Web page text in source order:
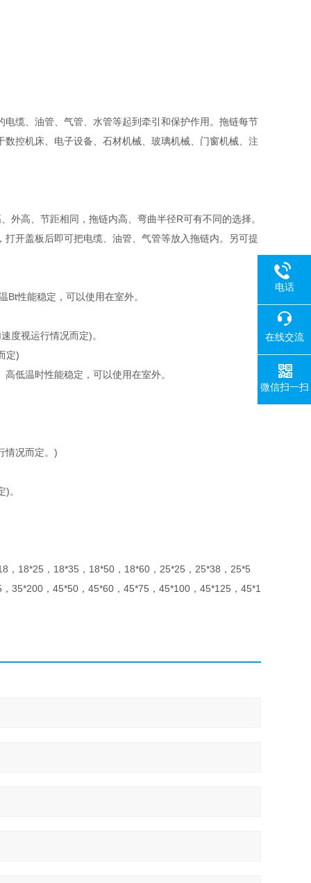
缆、油管、气管、水管等起到牵引和保护作用。拖链每节
控机床、电子设备、石材机械、玻璃机械、门窗机械、注
高、节距相同，拖链内高、弯曲半径R可有不同的选择。
开盖板后即可把电缆、油管、气管等放入拖链内。另可提
性能稳定，可以使用在室外。
度视运行情况而定)。
定)
低温时性能稳定，可以使用在室外。
视运行情况而定。)
。
，18*25，18*35，18*50，18*60，25*25，25*38，25*5
，45*50，45*60，45*75，45*100，45*125，45*1
电话
在线交流
微信扫一扫